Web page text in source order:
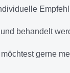
behandelt
gerne